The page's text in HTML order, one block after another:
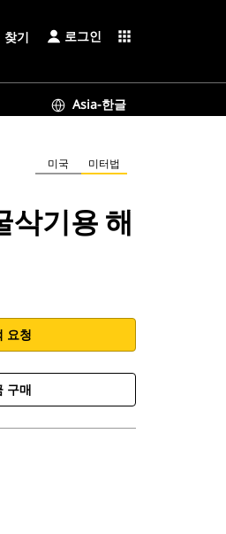
찾기 로그인 apps
Asia-한글
미국 미터법
삭기용 해
요청
구매